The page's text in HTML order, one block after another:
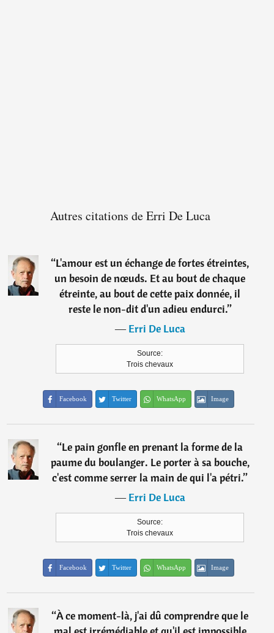
Autres citations de Erri De Luca
“L'amour est un échange de fortes étreintes,
un besoin de nœuds. Et au bout de chaque
étreinte, au bout de cette paix donnée, il
reste le non-dit d'un adieu endurci.”
―Erri De Luca
Source:
Trois chevaux
Facebook Twitter WhatsApp Image
“Le pain gonfle en prenant la forme de la
paume du boulanger. Le porter à sa bouche,
c'est comme serrer la main de qui l'a pétri.”
―Erri De Luca
Source:
Trois chevaux
Facebook Twitter WhatsApp Image
“À ce moment-là, j'ai dû comprendre que le